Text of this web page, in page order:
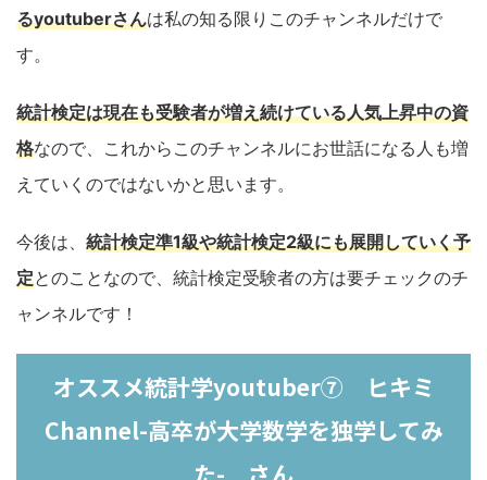
るyoutuberさんは私の知る限りこのチャンネルだけで
す。
統計検定は現在も受験者が増え続けている人気上昇中の資
格なので、これからこのチャンネルにお世話になる人も増
えていくのではないかと思います。
今後は、 統計検定準1級や統計検定2級にも展開していく予
定とのことなので、統計検定受験者の方は要チェックのチ
ャンネルです！
オススメ統計学youtuber⑦ ヒキミ
Channel-高卒が大学数学を独学してみ
た- さん